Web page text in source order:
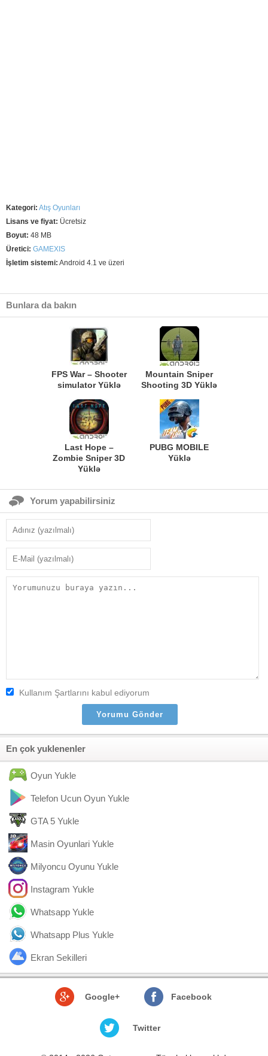
Kategori: Atış Oyunları
Lisans ve fiyat: Ücretsiz
Boyut: 48 MB
Üretici: GAMEXIS
İşletim sistemi: Android 4.1 ve üzeri
Bunlara da bakın
FPS War – Shooter
simulator Yüklə
Mountain Sniper
Shooting 3D Yüklə
Last Hope –
Zombie Sniper 3D
Yüklə
PUBG MOBILE
Yüklə
Yorum yapabilirsiniz
Kullanım Şartlarını kabul ediyorum
En çok yuklenenler
Oyun Yukle
Telefon Ucun Oyun Yukle
GTA 5 Yukle
Masin Oyunlari Yukle
Milyoncu Oyunu Yukle
Instagram Yukle
Whatsapp Yukle
Whatsapp Plus Yukle
Ekran Sekilleri
Google+ Facebook
Twitter